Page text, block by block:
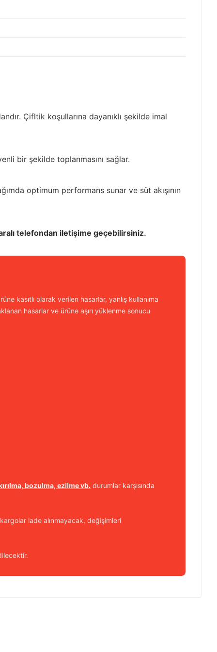
Çifltik koşullarına dayanıklı şekilde imal
bir şekilde toplanmasını sağlar.
optimum performans sunar ve süt akışının
telefondan iletişime geçebilirsiniz.
kasıtlı olarak verilen hasarlar, yanlış kullanıma
hasarlar ve ürüne aşırı yüklenme sonucu
bozulma, ezilme vb. durumlar karşısında
iade alınmayacak, değişimleri